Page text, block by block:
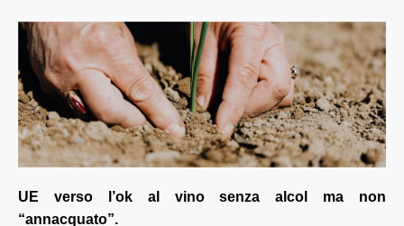
UE verso l’ok al vino senza alcol ma non
“annacquato”.